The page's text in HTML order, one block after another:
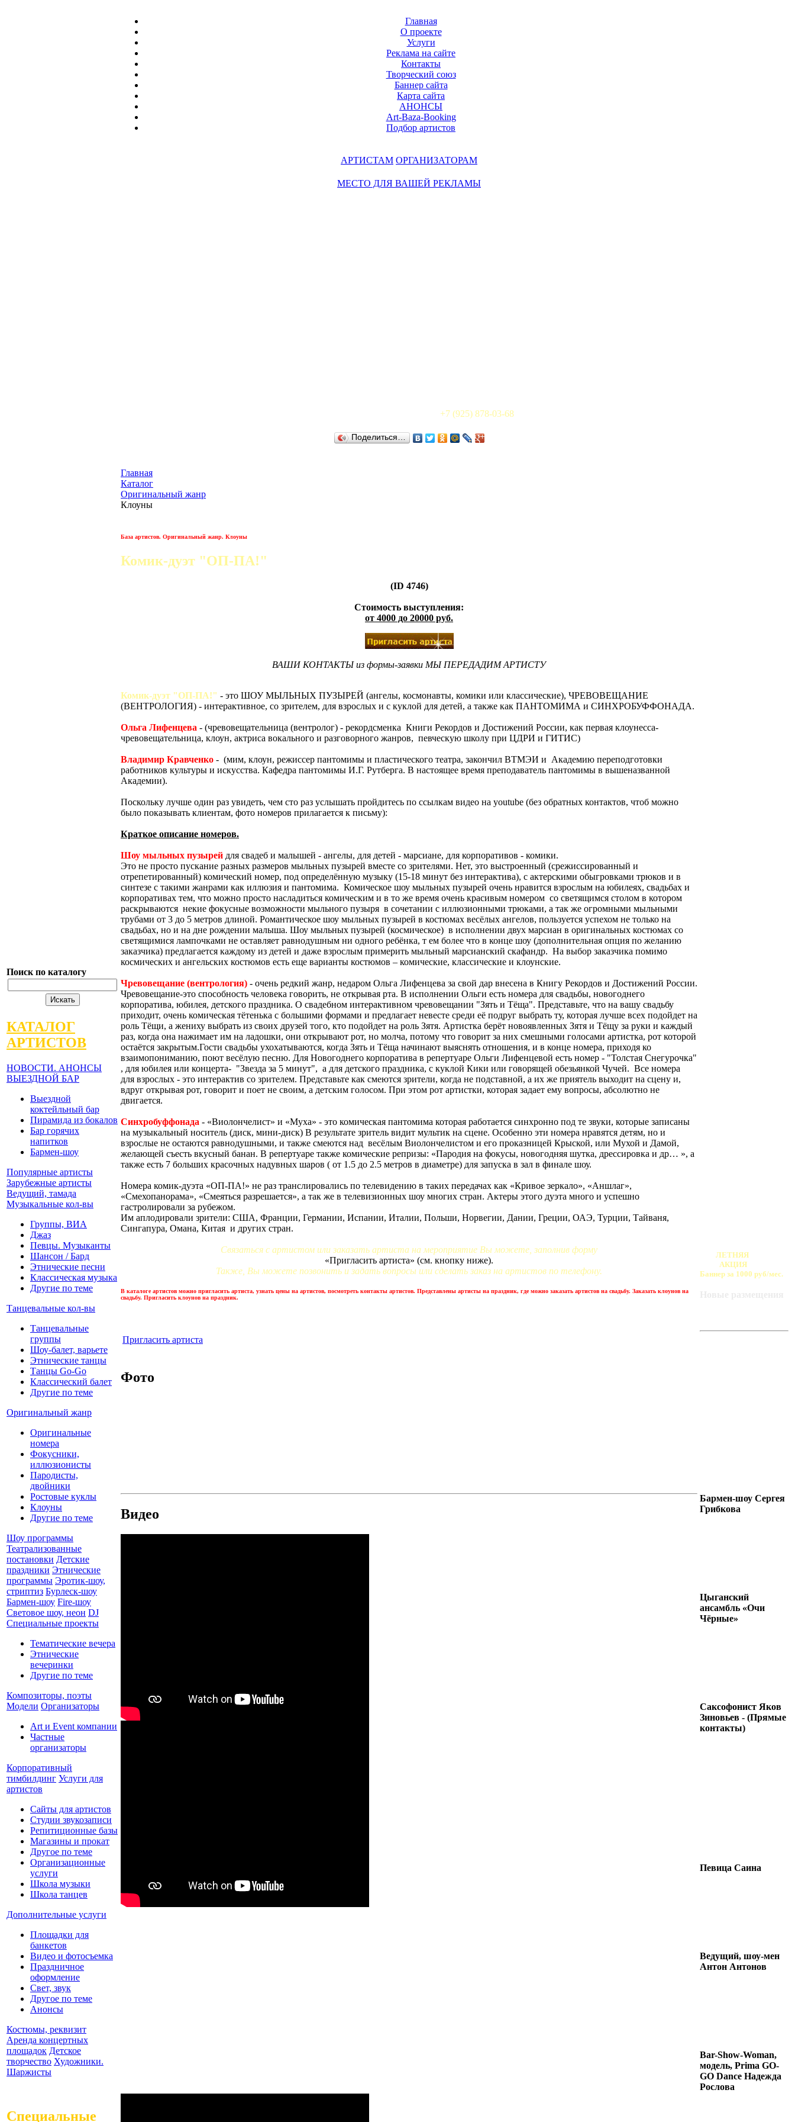
Поиск по каталогу
КАТАЛОГ
АРТИСТОВ
НОВОСТИ. АНОНСЫ
ВЫЕЗДНОЙ БАР
Выездной
коктейльный бар
Пирамида из бокалов
Бар горячих
напитков
Бармен-шоу
Популярные артисты
Зарубежные артисты
Ведущий, тамада
Музыкальные кол-вы
Группы, ВИА
Джаз
Певцы. Музыканты
Шансон / Бард
Этнические песни
Классическая музыка
Другие по теме
Танцевальные кол-вы
Танцевальные
группы
Шоу-балет, варьете
Этнические танцы
Танцы Go-Go
Классический балет
Другие по теме
Оригинальный жанр
Оригинальные
номера
Фокусники,
иллюзионисты
Пародисты,
двойники
Ростовые куклы
Клоуны
Другие по теме
Шоу программы
Театрализованные
постановки Детские
праздники Этнические
программы Эротик-шоу,
стриптиз Бурлеск-шоу
Бармен-шоу Fire-шоу
Световое шоу, неон DJ
Специальные проекты
Тематические вечера
Этнические
вечеринки
Другие по теме
Композиторы, поэты
Модели Организаторы
Art и Event компании
Частные
организаторы
Корпоративный
тимбилдинг Услуги для
артистов
Сайты для артистов
Студии звукозаписи
Репитиционные базы
Магазины и прокат
Другое по теме
Организационные
услуги
Школа музыки
Школа танцев
Дополнительные услуги
Площадки для
банкетов
Видео и фотосъемка
Праздничное
оформление
Свет, звук
Другое по теме
Анонсы
Костюмы, реквизит
Аренда концертных
площадок Детское
творчество Художники.
Шаржисты
Специальные
Главная
О проекте
Услуги
Реклама на сайте
Контакты
Творческий союз
Баннер сайта
Карта сайта
АНОНСЫ
Art-Baza-Booking
Подбор артистов
АРТИСТАМ ОРГАНИЗАТОРАМ
МЕСТО ДЛЯ ВАШЕЙ РЕКЛАМЫ
+7 (925) 878-03-68
Поделиться…
Главная
Каталог
Оригинальный жанр
Клоуны
База артистов. Оригинальный жанр. Клоуны
Комик-дуэт "ОП-ПА!"
(ID 4746)
Стоимость выступления:
от 4000 до 20000 руб.
ВАШИ КОНТАКТЫ из формы-заявки МЫ ПЕРЕДАДИМ АРТИСТУ
Комик-дуэт "ОП-ПА!" - это ШОУ МЫЛЬНЫХ ПУЗЫРЕЙ (ангелы, космонавты, комики или классические), ЧРЕВОВЕЩАНИЕ
(ВЕНТРОЛОГИЯ) - интерактивное, со зрителем, для взрослых и с куклой для детей, а также как ПАНТОМИМА и СИНХРОБУФФОНАДА.
Ольга Лифенцева - (чревовещательница (вентролог) - рекордсменка Книги Рекордов и Достижений России, как первая клоунесса-
чревовещательница, клоун, актриса вокального и разговорного жанров, певческую школу при ЦДРИ и ГИТИС)
Владимир Кравченко - (мим, клоун, режиссер пантомимы и пластического театра, закончил ВТМЭИ и Академию переподготовки
работников культуры и искусства. Кафедра пантомимы И.Г. Рутберга. В настоящее время преподаватель пантомимы в вышеназванной
Академии).
Поскольку лучше один раз увидеть, чем сто раз услышать пройдитесь по ссылкам видео на youtube (без обратных контактов, чтоб можно
было показывать клиентам, фото номеров прилагается к письму):
Краткое описание номеров.
Шоу мыльных пузырей для свадеб и малышей - ангелы, для детей - марсиане, для корпоративов - комики.
Это не просто пускание разных размеров мыльных пузырей вместе со зрителями. Нет, это выстроенный (срежиссированный и
отрепетированный) комический номер, под определённую музыку (15-18 минут без интерактива), с актерскими обыгровками трюков и в
синтезе с такими жанрами как иллюзия и пантомима. Комическое шоу мыльных пузырей очень нравится взрослым на юбилеях, свадьбах и
корпоративах тем, что можно просто насладиться комическим и в то же время очень красивым номером со светящимся столом в котором
раскрываются некие фокусные возможности мыльного пузыря в сочетании с иллюзионными трюками, а так же огромными мыльными
трубами от 3 до 5 метров длиной. Романтическое шоу мыльных пузырей в костюмах весёлых ангелов, пользуется успехом не только на
свадьбах, но и на дне рождении малыша. Шоу мыльных пузырей (космическое) в исполнении двух марсиан в оригинальных костюмах со
светящимися лампочками не оставляет равнодушным ни одного ребёнка, т ем более что в конце шоу (дополнительная опция по желанию
заказчика) предлагается каждому из детей и даже взрослым примерить мыльный марсианский скафандр. На выбор заказчика помимо
космических и ангельских костюмов есть еще варианты костюмов – комические, классические и клоунские.
Чревовещание (вентрология) - очень редкий жанр, недаром Ольга Лифенцева за свой дар внесена в Книгу Рекордов и Достижений России.
Чревовещание-это способность человека говорить, не открывая рта. В исполнении Ольги есть номера для свадьбы, новогоднего
корпоратива, юбилея, детского праздника. О свадебном интерактивном чревовещании "Зять и Тёща". Представьте, что на вашу свадьбу
приходит, очень комическая тётенька с большими формами и предлагает невесте среди её подруг выбрать ту, которая лучше всех подойдет на
роль Тёщи, а жениху выбрать из своих друзей того, кто подойдет на роль Зятя. Артистка берёт новоявленных Зятя и Тёщу за руки и каждый
раз, когда она нажимает им на ладошки, они открывают рот, но молча, потому что говорит за них смешными голосами артистка, рот которой
остаётся закрытым.Гости свадьбы ухохатываются, когда Зять и Тёща начинают выяснять отношения, и в конце номера, приходя ко
взаимопониманию, поют весёлую песню. Для Новогоднего корпоратива в репертуаре Ольги Лифенцевой есть номер - "Толстая Снегурочка"
, для юбилея или концерта- "Звезда за 5 минут", а для детского праздника, с куклой Кики или говорящей обезьянкой Чучей. Все номера
для взрослых - это интерактив со зрителем. Представьте как смеются зрители, когда не подставной, а их же приятель выходит на сцену и,
вдруг открывая рот, говорит и поет не своим, а детским голосом. При этом рот артистки, которая задает ему вопросы, абсолютно не
двигается.
Синхробуффонада - «Виолончелист» и «Муха» - это комическая пантомима которая работается синхронно под те звуки, которые записаны
на музыкальный носитель (диск, мини-диск) В результате зритель видит мультик на сцене. Особенно эти номера нравятся детям, но и
взрослые не остаются равнодушными, и также смеются над весёлым Виолончелистом и его проказницей Крыской, или Мухой и Дамой,
желающей съесть вкусный банан. В репертуаре также комические репризы: «Пародия на фокусы, новогодняя шутка, дрессировка и др… », а
также есть 7 больших красочных надувных шаров ( от 1.5 до 2.5 метров в диаметре) для запуска в зал в финале шоу.
Номера комик-дуэта «ОП-ПА!» не раз транслировались по телевидению в таких передачах как «Кривое зеркало», «Аншлаг»,
«Смехопанорама», «Смеяться разрешается», а так же в телевизионных шоу многих стран. Актеры этого дуэта много и успешно
гастролировали за рубежом.
Им аплодировали зрители: США, Франции, Германии, Испании, Италии, Польши, Норвегии, Дании, Греции, ОАЭ, Турции, Тайваня,
Сингапура, Омана, Китая и других стран.
Связаться с артистом или заказать артиста на мероприятие Вы можете, заполнив форму
«Пригласить артиста» (см. кнопку ниже).
Также, Вы можете позвонить и задать вопросы или сделать заказ на артистов по телефону.
В каталоге артистов можно пригласить артиста, узнать цены на артистов, посмотреть контакты артистов. Представлены артисты на праздник, где можно заказать артистов на свадьбу. Заказать клоунов на
свадьбу. Пригласить клоунов на праздник.
Пригласить артиста
Фото
Видео
ЛЕТНЯЯ
АКЦИЯ
Баннер за 1000 руб/мес.
Бармен-шоу Сергея
Грибкова
Цыганский
ансамбль «Очи
Чёрные»
Саксофонист Яков
Зиновьев - (Прямые
контакты)
Певица Саина
Ведущий, шоу-мен
Антон Антонов
Bar-Show-Woman,
модель, Prima GO-
GO Dance Надежда
Рослова